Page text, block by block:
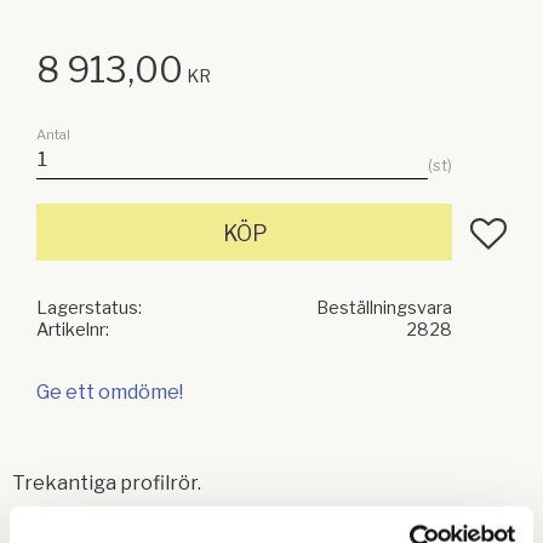
8 913,00 KR
Antal
st
KÖP Lägg
Lagerstatus
Beställningsvara
Artikelnr
2828
Ge ett omdöme!
Trekantiga profilrör.
Knutkors: 27x74.6 (4.01) på redskapssidan - 23.8x74.6